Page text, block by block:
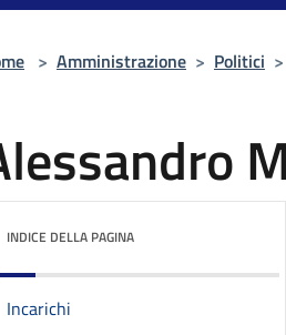
> Amministrazione > Politici >
INDICE DELLA PAGINA
Incarichi